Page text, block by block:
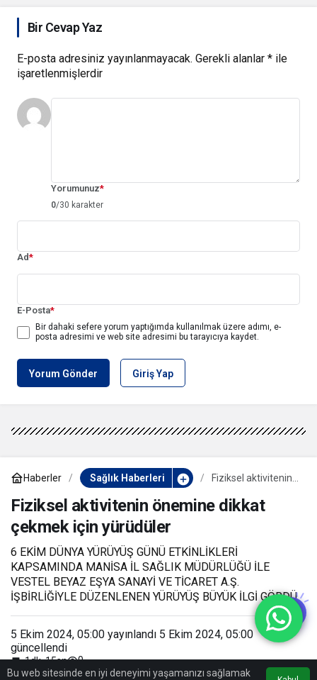
Bir Cevap Yaz
E-posta adresiniz yayınlanmayacak. Gerekli alanlar * ile
işaretlenmişlerdir
Yorumunuz*
0/30 karakter
Ad*
E-Posta*
Bir dahaki sefere yorum yaptığımda kullanılmak üzere adımı, e-
posta adresimi ve web site adresimi bu tarayıcıya kaydet.
Yorum Gönder Giriş Yap
Haberler Sağlık Haberleri
Fiziksel aktivitenin
çekmek için
yürüdüler
Fiziksel aktivitenin önemine dikkat
çekmek için yürüdüler
6 EKİM DÜNYA YÜRÜYÜŞ GÜNÜ ETKİNLİKLERİ
KAPSAMINDA MANİSA İL SAĞLIK MÜDÜRLÜĞÜ İLE
VESTEL BEYAZ EŞYA SANAYİ VE TİCARET A.Ş.
İŞBİRLİĞİYLE DÜZENLENEN YÜRÜYÜŞ BÜYÜK İLGİ GÖRDÜ.
5 Ekim 2024, 05:00 yayınlandı 5 Ekim 2024, 05:00
güncellendi
1dk, 15sn
0
Bu web sitesinde en iyi deneyimi yaşamanızı sağlamak